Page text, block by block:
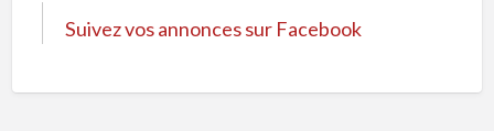
Suivez vos annonces sur Facebook